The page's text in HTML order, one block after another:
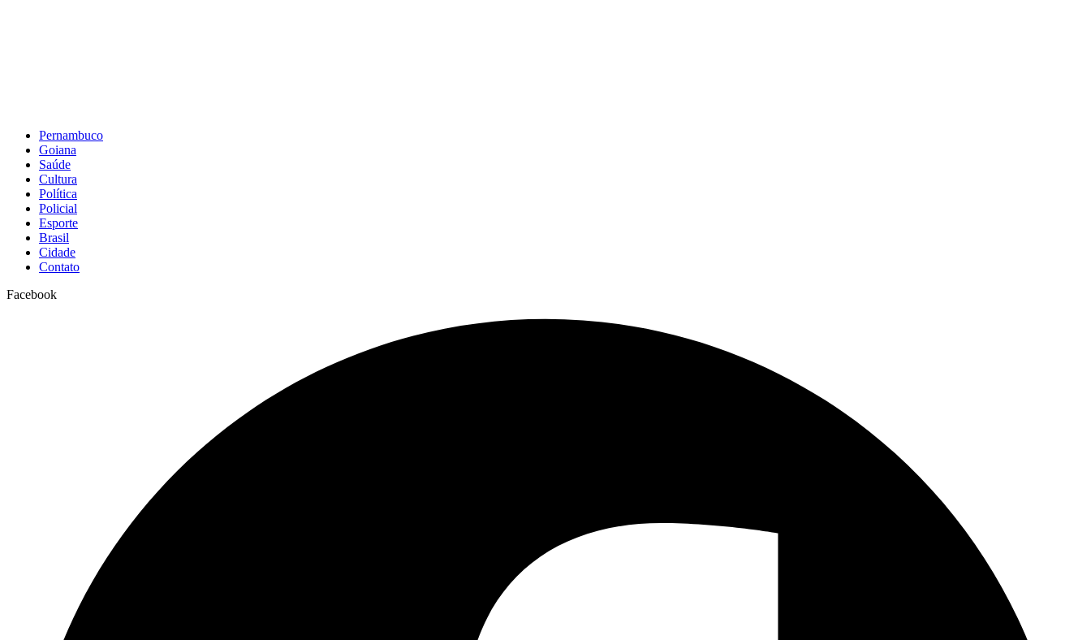
Pernambuco
Goiana
Saúde
Cultura
Política
Policial
Esporte
Brasil
Cidade
Contato
Facebook